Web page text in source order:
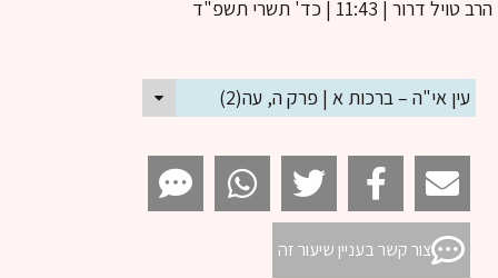
טויל דרור| 11:43 | כד' תשרי תשפ"ד
עין אי"ה – ברכות א | פרק ה, עה(2)
צור קשר בעניין שיעור זה